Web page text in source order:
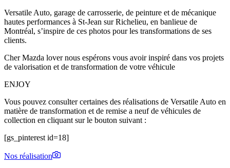
Versatile Auto, garage de carrosserie, de peinture et de mécanique
hautes performances à St-Jean sur Richelieu, en banlieue de
Montréal, s’inspire de ces photos pour les transformations de ses
clients.
Cher Mazda lover nous espérons vous avoir inspiré dans vos projets
de valorisation et de transformation de votre véhicule
ENJOY
Vous pouvez consulter certaines des réalisations de Versatile Auto en
matière de transformation et de remise a neuf de véhicules de
collection en cliquant sur le bouton suivant :
[gs_pinterest id=18]
Nos réalisation